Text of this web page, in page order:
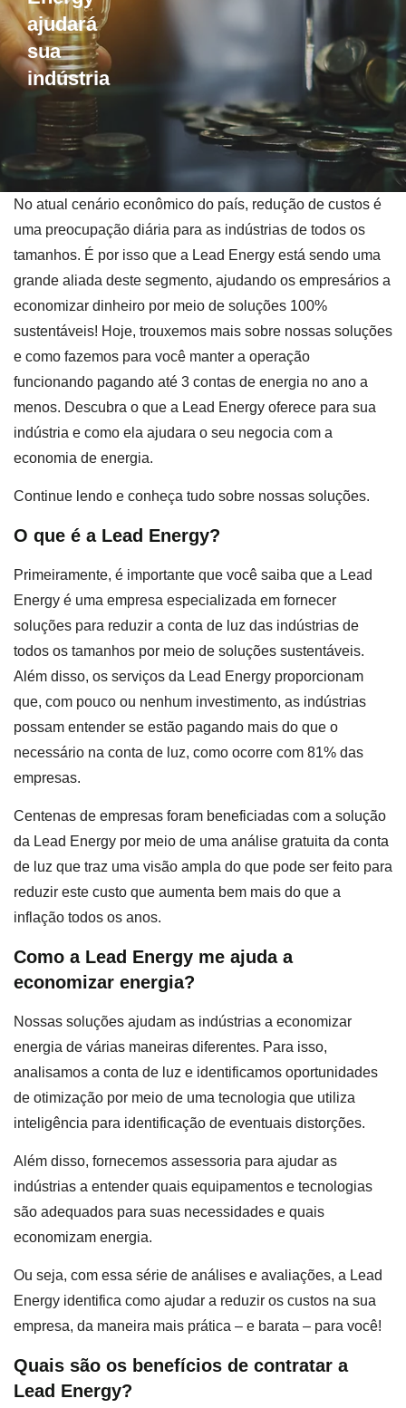
ajudará
sua
indústria
No atual cenário econômico do país, redução de custos é
uma preocupação diária para as indústrias de todos os
tamanhos. É por isso que a Lead Energy está sendo uma
grande aliada deste segmento, ajudando os empresários a
economizar dinheiro por meio de soluções 100%
sustentáveis! Hoje, trouxemos mais sobre nossas soluções
e como fazemos para você manter a operação
funcionando pagando até 3 contas de energia no ano a
menos. Descubra o que a Lead Energy oferece para sua
indústria e como ela ajudara o seu negocia com a
economia de energia.
Continue lendo e conheça tudo sobre nossas soluções.
O que é a Lead Energy?
Primeiramente, é importante que você saiba que a Lead
Energy é uma empresa especializada em fornecer
soluções para reduzir a conta de luz das indústrias de
todos os tamanhos por meio de soluções sustentáveis.
Além disso, os serviços da Lead Energy proporcionam
que, com pouco ou nenhum investimento, as indústrias
possam entender se estão pagando mais do que o
necessário na conta de luz, como ocorre com 81% das
empresas.
Centenas de empresas foram beneficiadas com a solução
da Lead Energy por meio de uma análise gratuita da conta
de luz que traz uma visão ampla do que pode ser feito para
reduzir este custo que aumenta bem mais do que a
inflação todos os anos.
Como a Lead Energy me ajuda a
economizar energia?
Nossas soluções ajudam as indústrias a economizar
energia de várias maneiras diferentes. Para isso,
analisamos a conta de luz e identificamos oportunidades
de otimização por meio de uma tecnologia que utiliza
inteligência para identificação de eventuais distorções.
Além disso, fornecemos assessoria para ajudar as
indústrias a entender quais equipamentos e tecnologias
são adequados para suas necessidades e quais
economizam energia.
Ou seja, com essa série de análises e avaliações, a Lead
Energy identifica como ajudar a reduzir os custos na sua
empresa, da maneira mais prática – e barata – para você!
Quais são os benefícios de contratar a
Lead Energy?